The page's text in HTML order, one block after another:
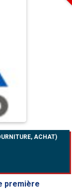
ACHAT)
première